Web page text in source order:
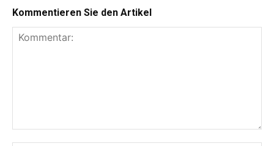
Kommentieren Sie den Artikel